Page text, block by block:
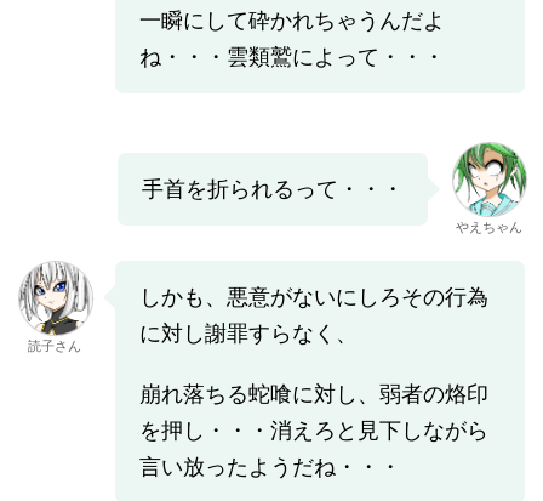
一瞬にして砕かれちゃうんだよ
ね・・・雲類鷲によって・・・
手首を折られるって・・・
やえちゃん
読子さん
しかも、悪意がないにしろその行為
に対し謝罪すらなく、
崩れ落ちる蛇喰に対し、弱者の烙印
を押し・・・消えろと見下しながら
言い放ったようだね・・・